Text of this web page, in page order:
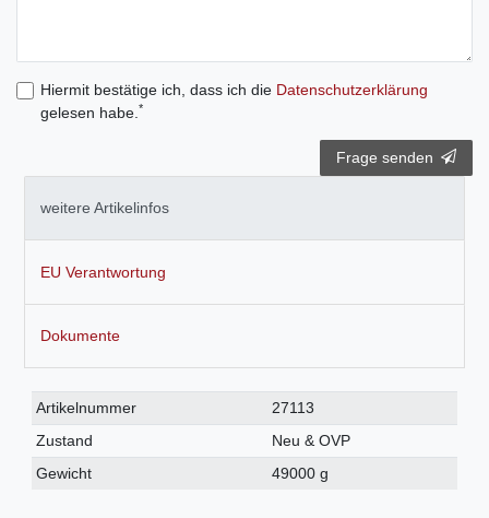
Hiermit bestätige ich, dass ich die Daten­schutz­erklärung
gelesen habe. *
Frage senden
weitere Artikelinfos
EU Verantwortung
Dokumente
Technisches
Merkmal
Wert
Artikelnummer
27113
Zustand
Neu & OVP
Gewicht
49000 g